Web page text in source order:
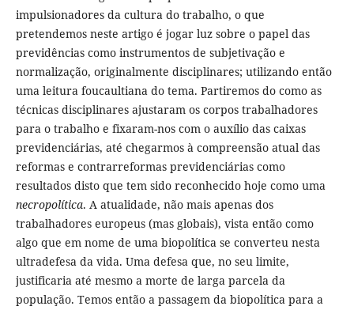
impulsionadores da cultura do trabalho, o que
pretendemos neste artigo é jogar luz sobre o papel das
previdências como instrumentos de subjetivação e
normalização, originalmente disciplinares; utilizando então
uma leitura foucaultiana do tema. Partiremos do como as
técnicas disciplinares ajustaram os corpos trabalhadores
para o trabalho e fixaram-nos com o auxílio das caixas
previdenciárias, até chegarmos à compreensão atual das
reformas e contrarreformas previdenciárias como
resultados disto que tem sido reconhecido hoje como uma
necropolítica. A atualidade, não mais apenas dos
trabalhadores europeus (mas globais), vista então como
algo que em nome de uma biopolítica se converteu nesta
ultradefesa da vida. Uma defesa que, no seu limite,
justificaria até mesmo a morte de larga parcela da
população. Temos então a passagem da biopolítica para a